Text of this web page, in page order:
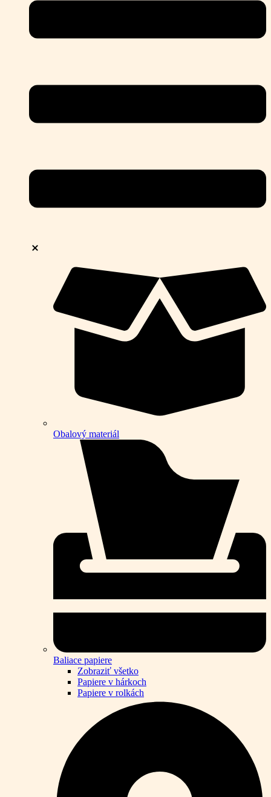
Obalový materiál
Baliace papiere
Zobraziť všetko
Papiere v hárkoch
Papiere v rolkách